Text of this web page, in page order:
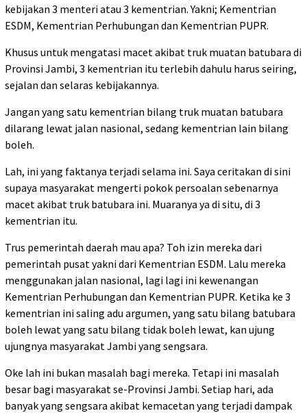
kebijakan 3 menteri atau 3 kementrian. Yakni; Kementrian
ESDM, Kementrian Perhubungan dan Kementrian PUPR.
Khusus untuk mengatasi macet akibat truk muatan batubara di
Provinsi Jambi, 3 kementrian itu terlebih dahulu harus seiring,
sejalan dan selaras kebijakannya.
Jangan yang satu kementrian bilang truk muatan batubara
dilarang lewat jalan nasional, sedang kementrian lain bilang
boleh.
Lah, ini yang faktanya terjadi selama ini. Saya ceritakan di sini
supaya masyarakat mengerti pokok persoalan sebenarnya
macet akibat truk batubara ini. Muaranya ya di situ, di 3
kementrian itu.
Trus pemerintah daerah mau apa? Toh izin mereka dari
pemerintah pusat yakni dari Kementrian ESDM. Lalu mereka
menggunakan jalan nasional, lagi lagi ini kewenangan
Kementrian Perhubungan dan Kementrian PUPR. Ketika ke 3
kementrian ini saling adu argumen, yang satu bilang batubara
boleh lewat yang satu bilang tidak boleh lewat, kan ujung
ujungnya masyarakat Jambi yang sengsara.
Oke lah ini bukan masalah bagi mereka. Tetapi ini masalah
besar bagi masyarakat se-Provinsi Jambi. Setiap hari, ada
banyak yang sengsara akibat kemacetan yang terjadi dampak